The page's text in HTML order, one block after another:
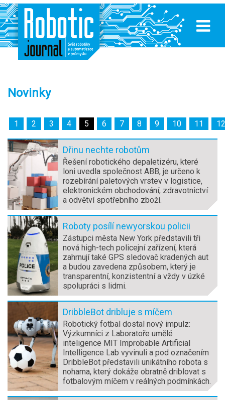
Novinky
1 2 3 4 5 6 7 8 9 10 11 12
Dřinu nechte robotům
Řešení robotického depaletizéru, které
loni uvedla společnost ABB, je určeno k
rozebírání paletových vrstev v logistice,
elektronickém obchodování, zdravotnictví
a odvětví spotřebního zboží.
Roboty posílí newyorskou policii
Zástupci města New York představili tři
nová high-tech policejní zařízení, která
zahrnují také GPS sledovač kradených aut
a budou zavedena způsobem, který je
transparentní, konzistentní a vždy v úzké
spolupráci s lidmi.
DribbleBot dribluje s míčem
Robotický fotbal dostal nový impulz:
Výzkumníci z Laboratoře umělé
inteligence MIT Improbable Artificial
Intelligence Lab vyvinuli a pod označením
DribbleBot představili unikátního robota s
nohama, který dokáže obratně driblovat s
fotbalovým míčem v reálných podmínkách.